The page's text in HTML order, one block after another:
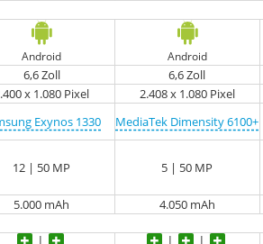
Android Android
6,6 Zoll 6,6 Zoll
x 1.080 Pixel 2.408 x 1.080 Pixel
Exynos 1330 MediaTek Dimensity 6100+
12 | 50 MP 5 | 50 MP
5.000 mAh 4.050 mAh